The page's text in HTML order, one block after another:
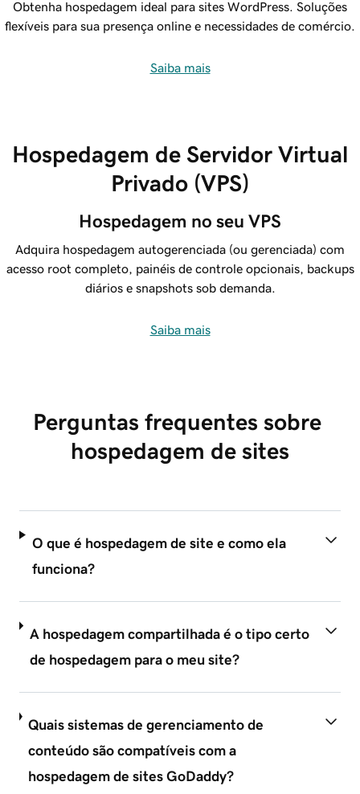
Obtenha hospedagem ideal para sites WordPress. Soluções
flexíveis para sua presença online e necessidades de comércio.
Saiba mais
Hospedagem de Servidor Virtual
Privado (VPS)
Hospedagem no seu VPS
Adquira hospedagem autogerenciada (ou gerenciada) com
acesso root completo, painéis de controle opcionais, backups
diários e snapshots sob demanda.
Saiba mais
Perguntas frequentes sobre
hospedagem de sites
O que é hospedagem de site e como ela
funciona?
A hospedagem compartilhada é o tipo certo
de hospedagem para o meu site?
Quais sistemas de gerenciamento de
conteúdo são compatíveis com a
hospedagem de sites GoDaddy?